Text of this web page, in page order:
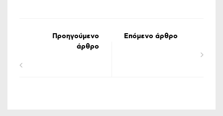
Προηγούμενο
άρθρο
Επόμενο άρθρο